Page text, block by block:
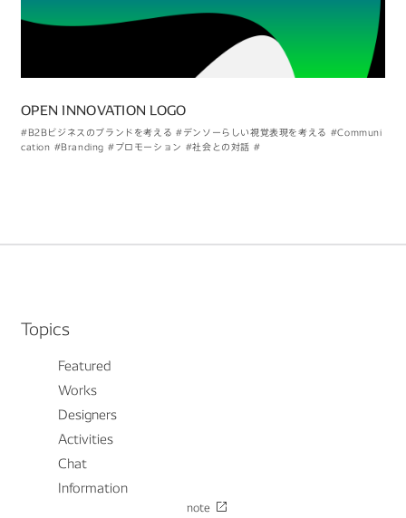
OPEN INNOVATION LOGO
#B2Bビジネスのブランドを考える #デンソーらしい視覚表現を考える #Communi
cation #Branding #プロモーション #社会との対話 #
Topics
Featured
Works
Designers
Activities
Chat
Information
note